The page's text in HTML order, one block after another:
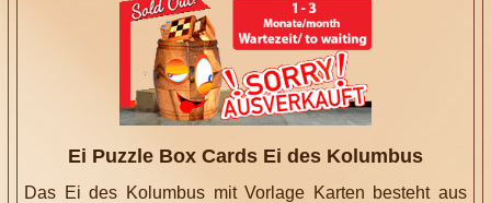
Ei Puzzle Box Cards Ei des Kolumbus
Das Ei des Kolumbus mit Vorlage Karten besteht aus